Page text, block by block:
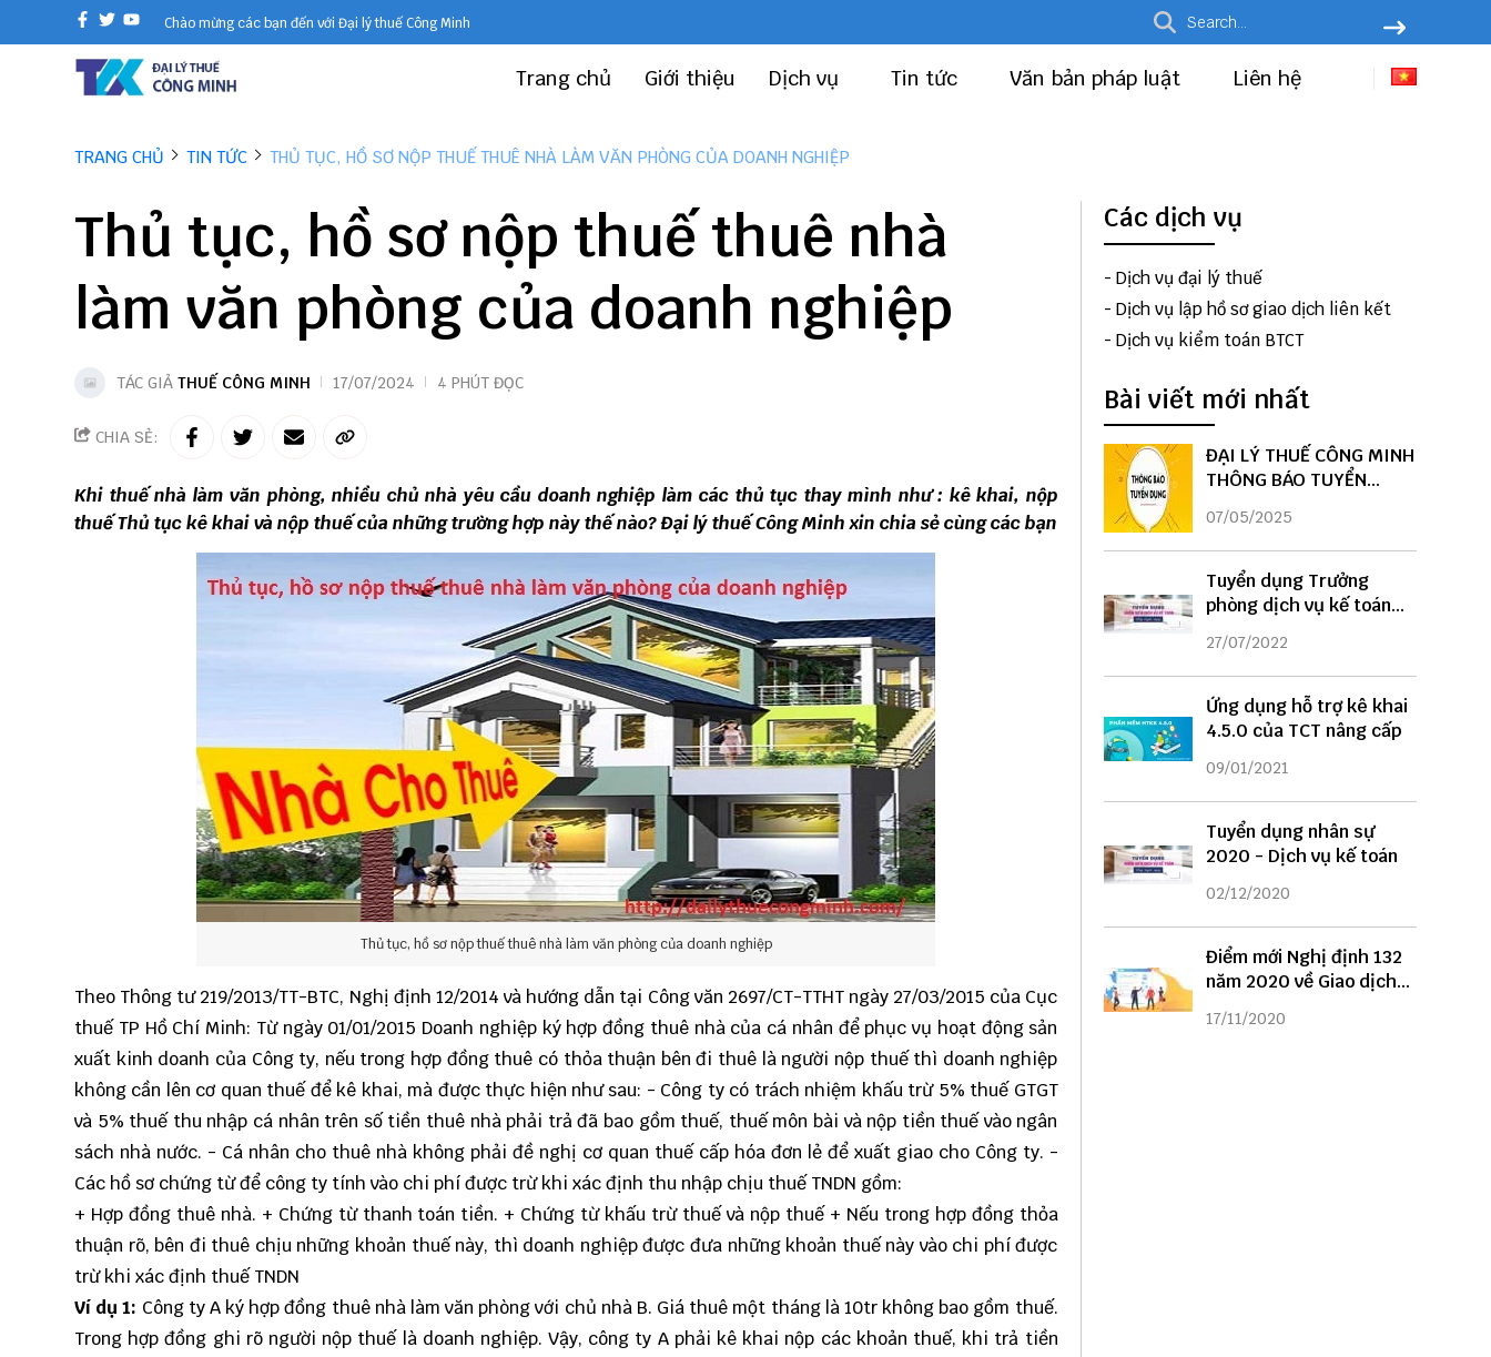
Chào mừng các bạn đến với Đại lý thuế Công Minh
Trang chủ Giới thiệu Dịch vụ Tin tức Văn bản pháp luật Liên hệ
TRANG CHỦ TIN TỨC THỦ TỤC, HỒ SƠ NỘP THUẾ THUÊ NHÀ LÀM VĂN PHÒNG CỦA DOANH NGHIỆP
Thủ tục, hồ sơ nộp thuế thuê nhà
làm văn phòng của doanh nghiệp
TÁC GIẢ THUẾ CÔNG MINH 17/07/2024 4 PHÚT ĐỌC
CHIA SẺ:
Khi thuế nhà làm văn phòng, nhiều chủ nhà yêu cầu doanh nghiệp làm các thủ tục thay mình như : kê khai, nộp
thuế Thủ tục kê khai và nộp thuế của những trường hợp này thế nào? Đại lý thuế Công Minh xin chia sẻ cùng các bạn
Thủ tục, hồ sơ nộp thuế thuê nhà làm văn phòng của doanh nghiệp
Theo Thông tư 219/2013/TT-BTC, Nghị định 12/2014 và hướng dẫn tại Công văn 2697/CT-TTHT ngày 27/03/2015 của Cục
thuế TP Hồ Chí Minh: Từ ngày 01/01/2015 Doanh nghiệp ký hợp đồng thuê nhà của cá nhân để phục vụ hoạt động sản
xuất kinh doanh của Công ty, nếu trong hợp đồng thuê có thỏa thuận bên đi thuê là người nộp thuế thì doanh nghiệp
không cần lên cơ quan thuế để kê khai, mà được thực hiện như sau: - Công ty có trách nhiệm khấu trừ 5% thuế GTGT
và 5% thuế thu nhập cá nhân trên số tiền thuê nhà phải trả đã bao gồm thuế, thuế môn bài và nộp tiền thuế vào ngân
sách nhà nước. - Cá nhân cho thuê nhà không phải đề nghị cơ quan thuế cấp hóa đơn lẻ để xuất giao cho Công ty. -
Các hồ sơ chứng từ để công ty tính vào chi phí được trừ khi xác định thu nhập chịu thuế TNDN gồm:
+ Hợp đồng thuê nhà. + Chứng từ thanh toán tiền. + Chứng từ khấu trừ thuế và nộp thuế + Nếu trong hợp đồng thỏa
thuận rõ, bên đi thuê chịu những khoản thuế này, thì doanh nghiệp được đưa những khoản thuế này vào chi phí được
trừ khi xác định thuế TNDN
Ví dụ 1: Công ty A ký hợp đồng thuê nhà làm văn phòng với chủ nhà B. Giá thuê một tháng là 10tr không bao gồm thuế.
Trong hợp đồng ghi rõ người nộp thuế là doanh nghiệp. Vậy, công ty A phải kê khai nộp các khoản thuế, khi trả tiền
Các dịch vụ
- Dịch vụ đại lý thuế
- Dịch vụ lập hồ sơ giao dịch liên kết
- Dịch vụ kiểm toán BTCT
Bài viết mới nhất
ĐẠI LÝ THUẾ CÔNG MINH
THÔNG BÁO TUYỂN
DỤNG
07/05/2025
Tuyển dụng Trưởng
phòng dịch vụ kế toán
năm 2022
27/07/2022
Ứng dụng hỗ trợ kê khai
4.5.0 của TCT nâng cấp
09/01/2021
Tuyển dụng nhân sự
2020 - Dịch vụ kế toán
02/12/2020
Điểm mới Nghị định 132
năm 2020 về Giao dịch
liên kết
17/11/2020